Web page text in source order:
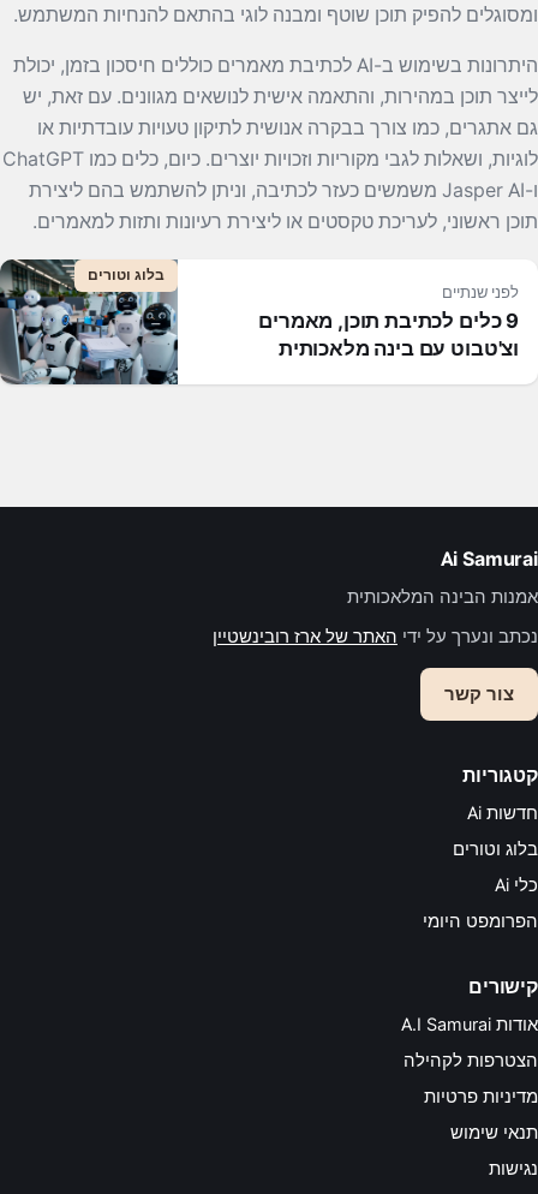
ומסוגלים להפיק תוכן שוטף ומבנה לוגי בהתאם להנחיות המשתמש.
היתרונות בשימוש ב-AI לכתיבת מאמרים כוללים חיסכון בזמן, יכולת
לייצר תוכן במהירות, והתאמה אישית לנושאים מגוונים. עם זאת, יש
גם אתגרים, כמו צורך בבקרה אנושית לתיקון טעויות עובדתיות או
לוגיות, ושאלות לגבי מקוריות וזכויות יוצרים. כיום, כלים כמו ChatGPT
ו-Jasper AI משמשים כעזר לכתיבה, וניתן להשתמש בהם ליצירת
תוכן ראשוני, לעריכת טקסטים או ליצירת רעיונות ותזות למאמרים.
בלוג וטורים
לפני שנתיים
9 כלים לכתיבת תוכן, מאמרים
וצ'טבוט עם בינה מלאכותית
Ai Samurai
אמנות הבינה המלאכותית
נכתב ונערך על ידי האתר של ארז רובינשטיין
צור קשר
קטגוריות
חדשות Ai
בלוג וטורים
כלי Ai
הפרומפט היומי
קישורים
אודות A.I Samurai
הצטרפות לקהילה
מדיניות פרטיות
תנאי שימוש
נגישות